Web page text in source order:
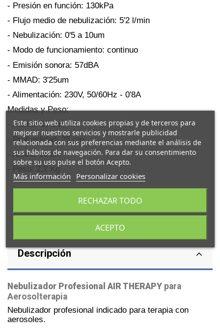
- Presión en función: 130kPa
- Flujo medio de nebulización: 5'2 l/min
- Nebulización: 0'5 a 10um
- Modo de funcionamiento: continuo
- Emisión sonora: 57dBA
- MMAD: 3'25um
- Alimentación: 230V, 50/60Hz - 0'8A
Medidas y Peso:
- Ancho: 19 cm
- Profundidad: 25 cm
- Altura: 16 cm
- Peso: 2,2 Kg
Descripción
Nebulizador Profesional AIR THERAPY para
Aerosolterapia
Nebulizador profesional indicado para terapia con
aerosoles.
Este sitio web utiliza cookies propias y de terceros para
mejorar nuestros servicios y mostrarle publicidad
relacionada con sus preferencias mediante el análisis de
sus hábitos de navegación. Para dar su consentimiento
sobre su uso pulse el botón Acepto.
Más información Personalizar cookies
RECHAZAR TODO
ACEPTO